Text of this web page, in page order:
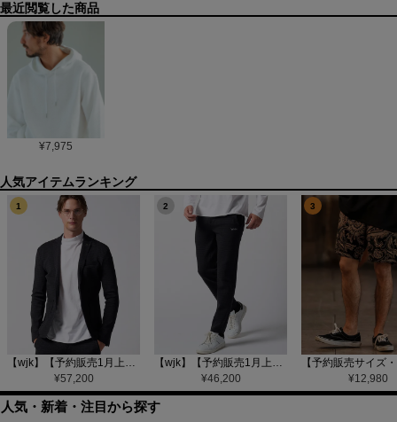
最近閲覧した商品
¥7,975
1
【wjk】【予約販売1月上旬～中旬入荷】function knit jacket(jacquard check) ニットジャケット(207 mw08j)
¥57,200
2
【wjk】【予約販売1月上旬～中旬入荷】function knit easy slacks(jacquard check) ニットイージーパンツ(504 mw08j)
¥46,200
3
¥12,980
人気・新着・注目から探す